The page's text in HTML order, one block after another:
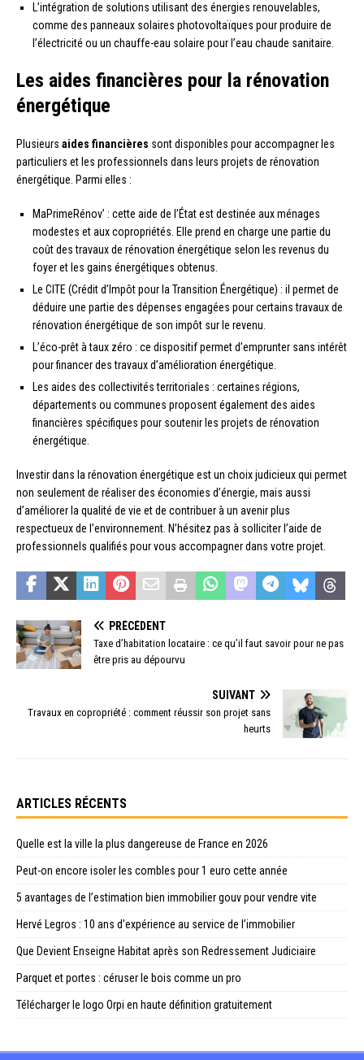
L’intégration de solutions utilisant des énergies renouvelables,
comme des panneaux solaires photovoltaïques pour produire de
l’électricité ou un chauffe-eau solaire pour l’eau chaude sanitaire.
Les aides financières pour la rénovation
énergétique
Plusieurs aides financières sont disponibles pour accompagner les
particuliers et les professionnels dans leurs projets de rénovation
énergétique. Parmi elles :
MaPrimeRénov’ : cette aide de l’État est destinée aux ménages
modestes et aux copropriétés. Elle prend en charge une partie du
coût des travaux de rénovation énergétique selon les revenus du
foyer et les gains énergétiques obtenus.
Le CITE (Crédit d’Impôt pour la Transition Énergétique) : il permet de
déduire une partie des dépenses engagées pour certains travaux de
rénovation énergétique de son impôt sur le revenu.
L’éco-prêt à taux zéro : ce dispositif permet d’emprunter sans intérêt
pour financer des travaux d’amélioration énergétique.
Les aides des collectivités territoriales : certaines régions,
départements ou communes proposent également des aides
financières spécifiques pour soutenir les projets de rénovation
énergétique.
Investir dans la rénovation énergétique est un choix judicieux qui permet
non seulement de réaliser des économies d’énergie, mais aussi
d’améliorer la qualité de vie et de contribuer à un avenir plus
respectueux de l’environnement. N’hésitez pas à solliciter l’aide de
professionnels qualifiés pour vous accompagner dans votre projet.
PRÉCÉDENT
Taxe d’habitation locataire : ce qu’il faut savoir pour ne pas
être pris au dépourvu
SUIVANT
Travaux en copropriété : comment réussir son projet sans
heurts
ARTICLES RÉCENTS
Quelle est la ville la plus dangereuse de France en 2026
Peut-on encore isoler les combles pour 1 euro cette année
5 avantages de l’estimation bien immobilier gouv pour vendre vite
Hervé Legros : 10 ans d’expérience au service de l’immobilier
Que Devient Enseigne Habitat après son Redressement Judiciaire
Parquet et portes : céruser le bois comme un pro
Télécharger le logo Orpi en haute définition gratuitement